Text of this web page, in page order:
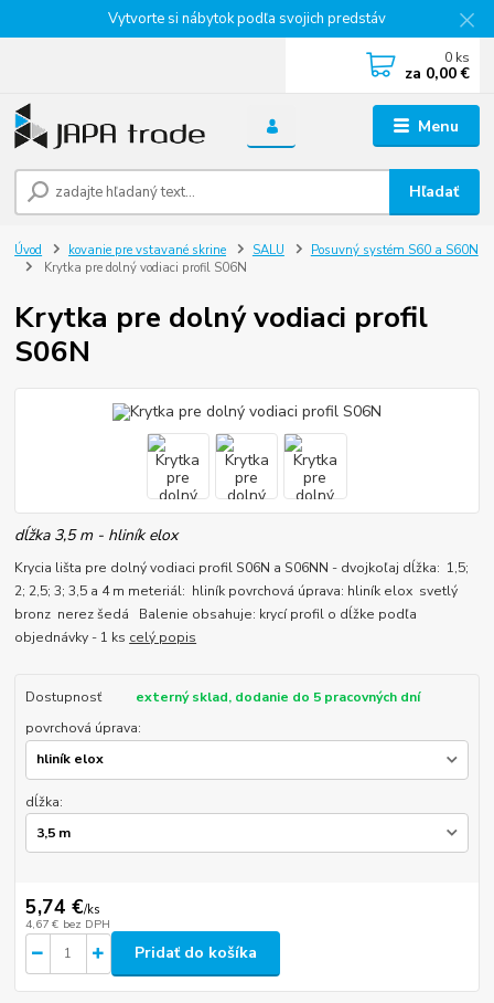
Vytvorte si nábytok podľa svojich predstáv
Menu
Hľadať
0 ks
za 0,00 €
Úvod kovanie pre vstavané skrine SALU
Posuvný systém S60 a S60N
Krytka pre dolný vodiaci profil S06N
Krytka pre dolný vodiaci profil
S06N
dĺžka 3,5 m - hliník elox
Krycia lišta pre dolný vodiaci profil S06N a S06NN - dvojkoľaj dĺžka: 1,5;
2; 2,5; 3; 3,5 a 4 m meteriál: hliník povrchová úprava: hliník elox svetlý
bronz nerez šedá Balenie obsahuje: krycí profil o dĺžke podľa
objednávky - 1 ks celý popis
Dostupnosť
externý sklad, dodanie do 5 pracovných dní
povrchová úprava:
dĺžka:
5,74 €/ks
4,67 € bez DPH
Pridať do košíka